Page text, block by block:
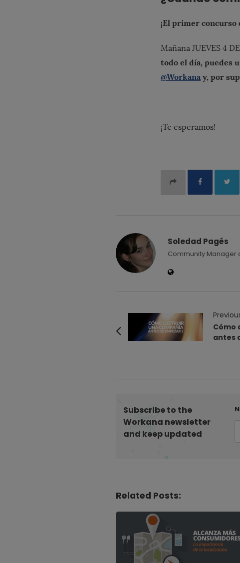
¡El primer concurso
Mañana JUEVES 4
todo el día, puedes
@Workana y, por
¡Te esperamos!
Soledad Pagés
Community Manager
Cómo
antes
Subscribe to the
Workana newsletter
and keep updated
Related Posts: